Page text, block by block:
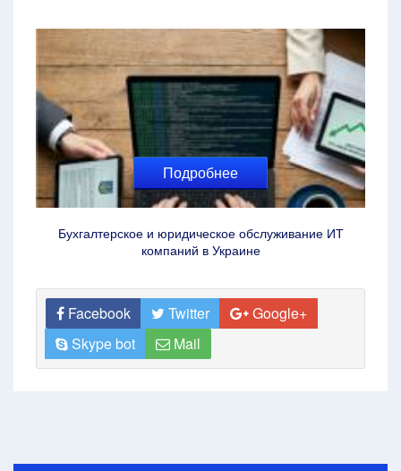
Подробнее
Бухгалтерское и юридическое обслуживание ИТ
компаний в Украине
Facebook Twitter
Google+
Skype bot
Mail